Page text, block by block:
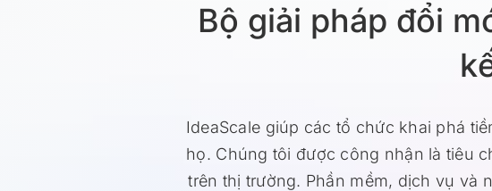
Bộ giải pháp đổi
IdeaScale giúp các tổ chức khai phá
họ. Chúng tôi được công nhận là tiêu
trên thị trường. Phần mềm, dịch vụ và